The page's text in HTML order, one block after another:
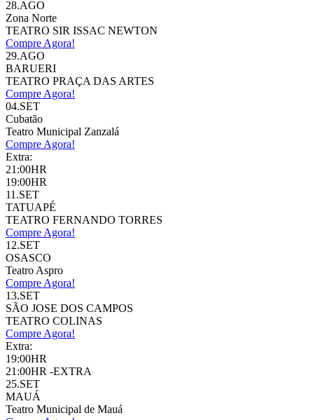
28.AGO
Zona Norte
TEATRO SIR ISSAC NEWTON
Compre Agora!
29.AGO
BARUERI
TEATRO PRAÇA DAS ARTES
Compre Agora!
04.SET
Cubatão
Teatro Municipal Zanzalá
Compre Agora!
Extra:
21:00HR
19:00HR
11.SET
TATUAPÉ
TEATRO FERNANDO TORRES
Compre Agora!
12.SET
OSASCO
Teatro Aspro
Compre Agora!
13.SET
SÃO JOSE DOS CAMPOS
TEATRO COLINAS
Compre Agora!
Extra:
19:00HR
21:00HR -EXTRA
25.SET
MAUÁ
Teatro Municipal de Mauá